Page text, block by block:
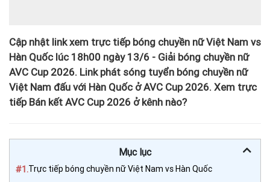
Cập nhật link xem trực tiếp bóng chuyền nữ Việt Nam vs
Hàn Quốc lúc 18h00 ngày 13/6 - Giải bóng chuyền nữ
AVC Cup 2026. Link phát sóng tuyển bóng chuyền nữ
Việt Nam đấu với Hàn Quốc ở AVC Cup 2026. Xem trực
tiếp Bán kết AVC Cup 2026 ở kênh nào?
Mục lục
#1.Trực tiếp bóng chuyền nữ Việt Nam vs Hàn Quốc